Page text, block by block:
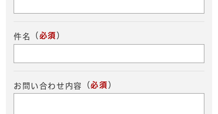
件名 （ 必須 ）
お問い合わせ内容 （必須 ）